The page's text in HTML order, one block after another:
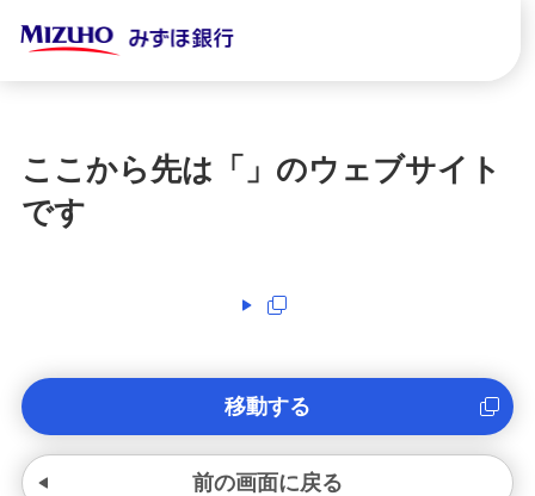
ここから先は「 」のウェブサイト
です
移動する
前の画面に戻る